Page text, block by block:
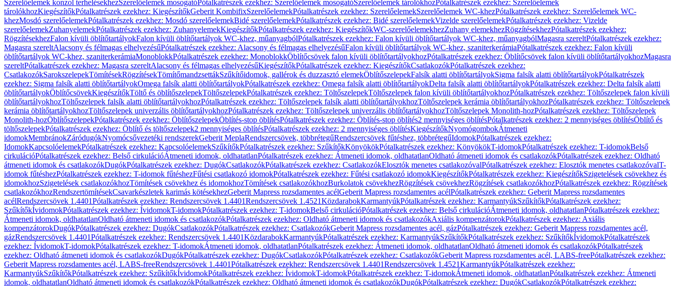
Szerelőelemek konzol terhelésekhezSzerelőelemek mosogatóPótalkatrészek ezekhez: Szerelőelemek mosogatóSzerelőelemek tárolókhozPótalkatrészek ezekhez: Szerelőelemek
tárolókhozKiegészítőkPótalkatrészek ezekhez: KiegészítőkGeberit KombifixSzerelőelemekPótalkatrészek ezekhez: SzerelőelemekSzerelőelemek WC-khezPótalkatrészek ezekhez: Szerelőelemek WC-
khezMosdó szerelőelemekPótalkatrészek ezekhez: Mosdó szerelőelemekBidé szerelőelemekPótalkatrészek ezekhez: Bidé szerelőelemekVizelde szerelőelemekPótalkatrészek ezekhez: Vizelde
szerelőelemekZuhanyelemekPótalkatrészek ezekhez: ZuhanyelemekKiegészítőkPótalkatrészek ezekhez: KiegészítőkWC-szerelőelemekhezZuhany elemekhezRögzítésekhezPótalkatrészek ezekhez:
RögzítésekhezFalon kívüli öblítőtartályokFalon kívüli öblítőtartályok WC-khez, műanyagbólPótalkatrészek ezekhez: Falon kívüli öblítőtartályok WC-khez, műanyagbólMagasra szereltPótalkatrészek ezekhez:
Magasra szereltAlacsony és félmagas elhelyezésűPótalkatrészek ezekhez: Alacsony és félmagas elhelyezésűFalon kívüli öblítőtartályok WC-khez, szaniterkerámiaPótalkatrészek ezekhez: Falon kívüli
öblítőtartályok WC-khez, szaniterkerámiaMonoblokkPótalkatrészek ezekhez: MonoblokkÖblítőcsövek falon kívüli öblítőtartályokhozPótalkatrészek ezekhez: Öblítőcsövek falon kívüli öblítőtartályokhozMagasra
szereltPótalkatrészek ezekhez: Magasra szereltAlacsony és félmagas elhelyezésűKiegészítőkPótalkatrészek ezekhez: KiegészítőkCsatlakozókPótalkatrészek ezekhez:
CsatlakozókSarokszelepekTömítésekRögzítésekTömítőmandzsettákSzűkítőidomok, gallérok és duzzasztó elemekÖblítőszelepekFalsík alatti öblítőtartályokSigma falsík alatti öblítőtartályokPótalkatrészek
ezekhez: Sigma falsík alatti öblítőtartályokOmega falsík alatti öblítőtartályokPótalkatrészek ezekhez: Omega falsík alatti öblítőtartályokDelta falsík alatti öblítőtartályokPótalkatrészek ezekhez: Delta falsík alatti
öblítőtartályokÖblítőcsövekKiegészítőkTöltő és öblítőszelepekTöltőszelepekPótalkatrészek ezekhez: TöltőszelepekTöltőszelepek falon kívüli öblítőtartályokhozPótalkatrészek ezekhez: Töltőszelepek falon kívüli
öblítőtartályokhozTöltőszelepek falsík alatti öblítőtartályokhozPótalkatrészek ezekhez: Töltőszelepek falsík alatti öblítőtartályokhozTöltőszelepek kerámia öblítőtartályokhozPótalkatrészek ezekhez: Töltőszelepek
kerámia öblítőtartályokhozTöltőszelepek univerzális öblítőtartályokhozPótalkatrészek ezekhez: Töltőszelepek univerzális öblítőtartályokhozTöltőszelepek Monolith-hozPótalkatrészek ezekhez: Töltőszelepek
Monolith-hozÖblítőszelepekPótalkatrészek ezekhez: ÖblítőszelepekÖblítés-stop öblítésPótalkatrészek ezekhez: Öblítés-stop öblítés2 mennyiséges öblítésPótalkatrészek ezekhez: 2 mennyiséges öblítésÖblítő és
töltőszelepekPótalkatrészek ezekhez: Öblítő és töltőszelepek2 mennyiséges öblítésPótalkatrészek ezekhez: 2 mennyiséges öblítésKiegészítőkNyomógombokÁtmeneti
idomokMembránokZáródugókNyomócsővezetéki rendszerekGeberit MeplaRendszercsövek, többrétegűRendszercsövek fűtéshez, többrétegűIdomokPótalkatrészek ezekhez:
IdomokKapcsolóelemekPótalkatrészek ezekhez: KapcsolóelemekSzűkítőkPótalkatrészek ezekhez: SzűkítőkKönyökökPótalkatrészek ezekhez: KönyökökT-idomokPótalkatrészek ezekhez: T-idomokBelső
cirkulációPótalkatrészek ezekhez: Belső cirkulációÁtmeneti idomok, oldhatatlanPótalkatrészek ezekhez: Átmeneti idomok, oldhatatlanOldható átmeneti idomok és csatlakozókPótalkatrészek ezekhez: Oldható
átmeneti idomok és csatlakozókDugókPótalkatrészek ezekhez: DugókCsatlakozókPótalkatrészek ezekhez: CsatlakozókElosztók menetes csatlakozóvalPótalkatrészek ezekhez: Elosztók menetes csatlakozóvalT-
idomok fűtéshezPótalkatrészek ezekhez: T-idomok fűtéshezFűtési csatlakozó idomokPótalkatrészek ezekhez: Fűtési csatlakozó idomokKiegészítőkPótalkatrészek ezekhez: KiegészítőkSzigetelések csövekhez és
idomokhozSzigetelések csatlakozókhozTömítések csövekhez és idomokhozTömítések csatlakozókhozBurkolatok csövekhezRögzítések csövekhezRögzítések csatlakozókhozPótalkatrészek ezekhez: Rögzítések
csatlakozókhozRendszertömítésekCsavarkészletek karimás kötésekhezGeberit Mapress rozsdamentes acélGeberit Mapress rozsdamentes acélPótalkatrészek ezekhez: Geberit Mapress rozsdamentes
acélRendszercsövek 1.4401Pótalkatrészek ezekhez: Rendszercsövek 1.4401Rendszercsövek 1.4521KözdarabokKarmantyúkPótalkatrészek ezekhez: KarmantyúkSzűkítőkPótalkatrészek ezekhez:
SzűkítőkÍvidomokPótalkatrészek ezekhez: ÍvidomokT-idomokPótalkatrészek ezekhez: T-idomokBelső cirkulációPótalkatrészek ezekhez: Belső cirkulációÁtmeneti idomok, oldhatatlanPótalkatrészek ezekhez:
Átmeneti idomok, oldhatatlanOldható átmeneti idomok és csatlakozókPótalkatrészek ezekhez: Oldható átmeneti idomok és csatlakozókAxiális kompenzátorokPótalkatrészek ezekhez: Axiális
kompenzátorokDugókPótalkatrészek ezekhez: DugókCsatlakozókPótalkatrészek ezekhez: CsatlakozókGeberit Mapress rozsdamentes acél, gázPótalkatrészek ezekhez: Geberit Mapress rozsdamentes acél,
gázRendszercsövek 1.4401Pótalkatrészek ezekhez: Rendszercsövek 1.4401KözdarabokKarmantyúkPótalkatrészek ezekhez: KarmantyúkSzűkítőkPótalkatrészek ezekhez: SzűkítőkÍvidomokPótalkatrészek
ezekhez: ÍvidomokT-idomokPótalkatrészek ezekhez: T-idomokÁtmeneti idomok, oldhatatlanPótalkatrészek ezekhez: Átmeneti idomok, oldhatatlanOldható átmeneti idomok és csatlakozókPótalkatrészek
ezekhez: Oldható átmeneti idomok és csatlakozókDugókPótalkatrészek ezekhez: DugókCsatlakozókPótalkatrészek ezekhez: CsatlakozókGeberit Mapress rozsdamentes acél, LABS-freePótalkatrészek ezekhez:
Geberit Mapress rozsdamentes acél, LABS-freeRendszercsövek 1.4401Pótalkatrészek ezekhez: Rendszercsövek 1.4401Rendszercsövek 1.4521KarmantyúkPótalkatrészek ezekhez:
KarmantyúkSzűkítőkPótalkatrészek ezekhez: SzűkítőkÍvidomokPótalkatrészek ezekhez: ÍvidomokT-idomokPótalkatrészek ezekhez: T-idomokÁtmeneti idomok, oldhatatlanPótalkatrészek ezekhez: Átmeneti
idomok, oldhatatlanOldható átmeneti idomok és csatlakozókPótalkatrészek ezekhez: Oldható átmeneti idomok és csatlakozókDugókPótalkatrészek ezekhez: DugókCsatlakozókPótalkatrészek ezekhez: